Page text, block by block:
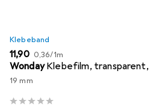
Klebeband
EUR
11,90 EUR
0,36/1m
Wonday Klebefilm, transparent,
19 mm